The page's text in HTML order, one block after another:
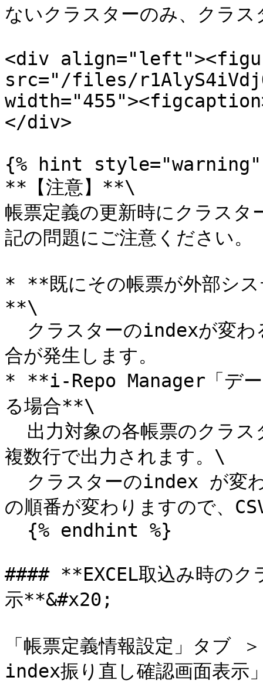
ないクラスターのみ、クラ
<div
src="/files/
</div>
{% hint style="warning"
**【注意】**\
帳票定義の更新時にクラス
記の問題にご注意ください。
* **既にその帳票が外部シス
**\
合が発生します。
* **i-Repo Manager「デー
る場合**\
複数行で出力されます。\
の順番が変わりますので、
#### **EXCEL取込み時のク
示**&#x20;
「帳票定義情報設定」タブ
index振り直し確認画面表示